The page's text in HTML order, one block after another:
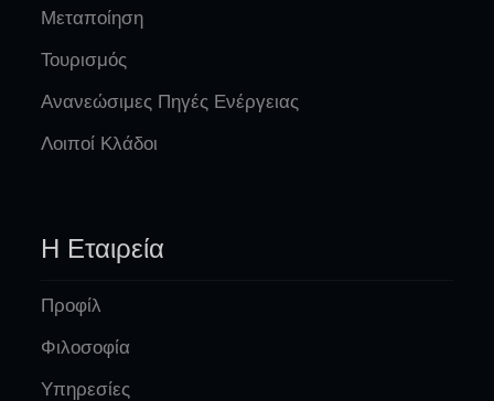
Μεταποίηση
Τουρισμός
Ανανεώσιμες Πηγές Ενέργειας
Λοιποί Κλάδοι
Η Εταιρεία
Προφίλ
Φιλοσοφία
Υπηρεσίες